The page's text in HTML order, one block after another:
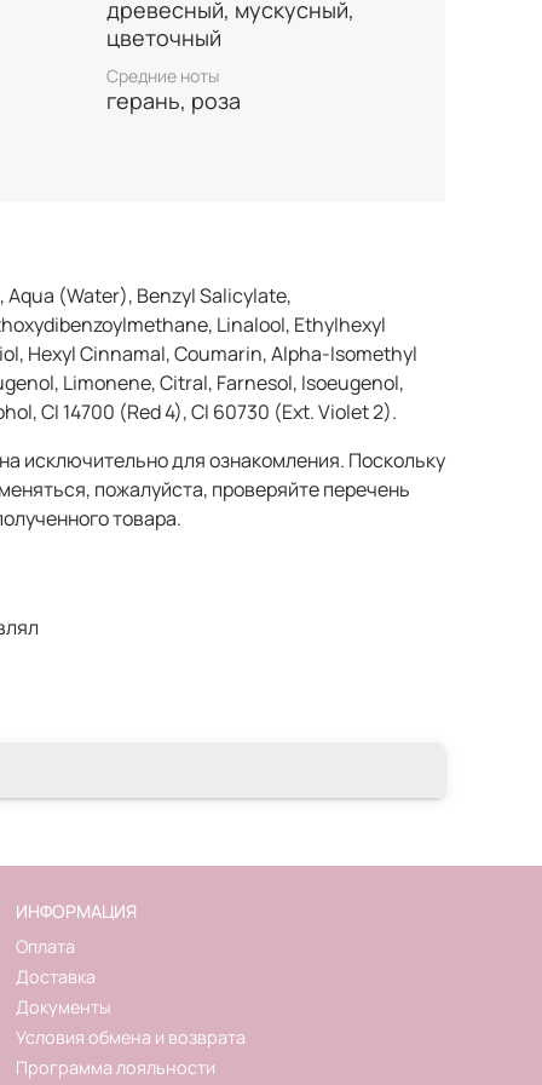
Базовые ноты представлены
мускуса и сандаловым деревом,
измерение — мягкость, сияние и
создавая стойкий,
красоту и уверенность
ощущение полноты и гармонии.​
древесный, мускусный,
цветочный
Средние ноты
герань, роза
(Water), Benzyl Salicylate,
Linalool, Ethylhexyl
Hexyl Cinnamal, Coumarin, Alpha-Isomethyl
Limonene, Citral, Farnesol, Isoeugenol,
CI 14700 (Red 4), CI 60730 (Ext. Violet 2).
исключительно для ознакомления. Поскольку
пожалуйста, проверяйте перечень
товара.
ИНФОРМАЦИЯ
Оплата
Доставка
Документы
Условия обмена и возврата
Программа лояльности